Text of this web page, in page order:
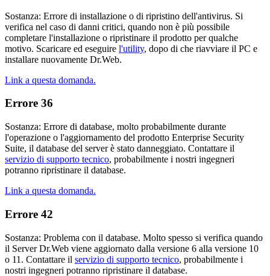
Sostanza: Errore di installazione o di ripristino dell'antivirus. Si
verifica nel caso di danni critici, quando non è più possibile
completare l'installazione o ripristinare il prodotto per qualche
motivo. Scaricare ed eseguire l'utility, dopo di che riavviare il PC e
installare nuovamente Dr.Web.
Link a questa domanda.
Errore 36
Sostanza: Errore di database, molto probabilmente durante
l'operazione o l'aggiornamento del prodotto Enterprise Security
Suite, il database del server è stato danneggiato. Contattare il
servizio di supporto tecnico, probabilmente i nostri ingegneri
potranno ripristinare il database.
Link a questa domanda.
Errore 42
Sostanza: Problema con il database. Molto spesso si verifica quando
il Server Dr.Web viene aggiornato dalla versione 6 alla versione 10
o 11. Contattare il servizio di supporto tecnico, probabilmente i
nostri ingegneri potranno ripristinare il database.